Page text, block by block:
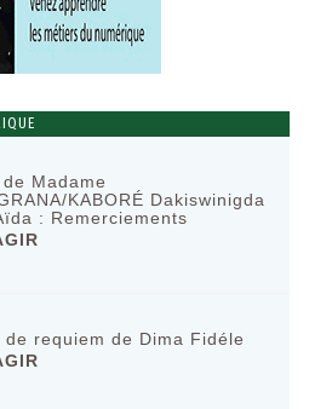
Madame
KABORÉ Dakiswinigda
: Remerciements
de requiem de Dima Fidéle